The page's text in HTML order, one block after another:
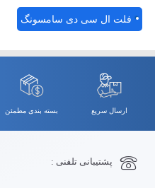
فلت ال سی دی سامسونگ
ارسال سریع بسته بندی مطمئن
پشتیبانی تلفنی :